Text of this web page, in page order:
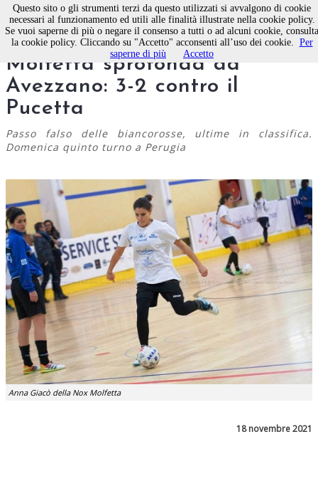
Calcio a 5 femminile. La Nox
Molfetta sprofonda ad
Avezzano: 3-2 contro il
Pucetta
Passo falso delle biancorosse, ultime in classifica.
Domenica quinto turno a Perugia
Anna Giacò della Nox Molfetta
18 novembre 2021
Questo sito o gli strumenti terzi da questo utilizzati si avvalgono di cookie
necessari al funzionamento ed utili alle finalità illustrate nella cookie policy.
Se vuoi saperne di più o negare il consenso a tutti o ad alcuni cookie, consulta
la cookie policy. Cliccando su "Accetto" acconsenti all’uso dei cookie. Per
saperne di più
Accetto